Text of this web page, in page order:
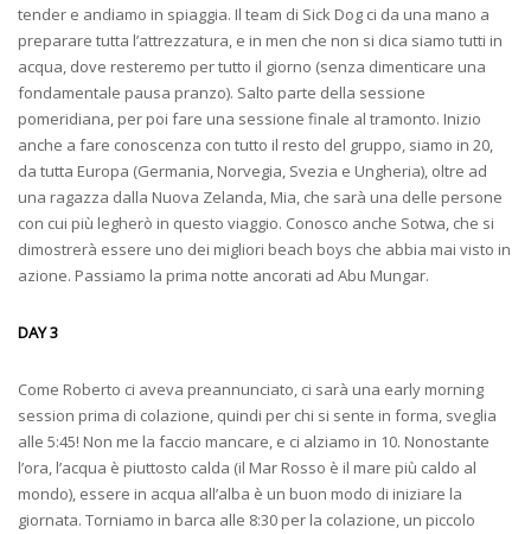
tender e andiamo in spiaggia. Il team di Sick Dog ci da una mano a
preparare tutta l’attrezzatura, e in men che non si dica siamo tutti in
acqua, dove resteremo per tutto il giorno (senza dimenticare una
fondamentale pausa pranzo). Salto parte della sessione
pomeridiana, per poi fare una sessione finale al tramonto. Inizio
anche a fare conoscenza con tutto il resto del gruppo, siamo in 20,
da tutta Europa (Germania, Norvegia, Svezia e Ungheria), oltre ad
una ragazza dalla Nuova Zelanda, Mia, che sarà una delle persone
con cui più legherò in questo viaggio. Conosco anche Sotwa, che si
dimostrerà essere uno dei migliori beach boys che abbia mai visto in
azione. Passiamo la prima notte ancorati ad Abu Mungar.
DAY 3
Come Roberto ci aveva preannunciato, ci sarà una early morning
session prima di colazione, quindi per chi si sente in forma, sveglia
alle 5:45! Non me la faccio mancare, e ci alziamo in 10. Nonostante
l’ora, l’acqua è piuttosto calda (il Mar Rosso è il mare più caldo al
mondo), essere in acqua all’alba è un buon modo di iniziare la
giornata. Torniamo in barca alle 8:30 per la colazione, un piccolo